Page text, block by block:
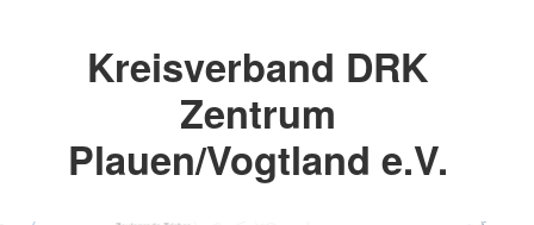
Kreisverband DRK
Zentrum
Plauen/Vogtland e.V.